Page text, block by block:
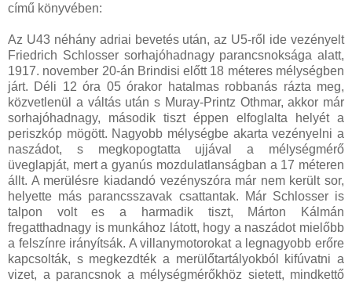
című könyvében:
Az U43 néhány adriai bevetés után, az U5-ről ide vezényelt
Friedrich Schlosser sorhajóhadnagy parancsnoksága alatt,
1917. november 20-án Brindisi előtt 18 méteres mélységben
járt. Déli 12 óra 05 órakor hatalmas robbanás rázta meg,
közvetlenül a váltás után s Muray-Printz Othmar, akkor már
sorhajóhadnagy, második tiszt éppen elfoglalta helyét a
periszkóp mögött. Nagyobb mélységbe akarta vezényelni a
naszádot, s megkopogtatta ujjával a mélységmérő
üveglapját, mert a gyanús mozdulatlanságban a 17 méteren
állt. A merülésre kiadandó vezényszóra már nem került sor,
helyette más parancsszavak csattantak. Már Schlosser is
talpon volt es a harmadik tiszt, Márton Kálmán
fregatthadnagy is munkához látott, hogy a naszádot mielőbb
a felszínre irányítsák. A villanymotorokat a legnagyobb erőre
kapcsolták, s megkezdték a merülőtartályokból kifúvatni a
vizet, a parancsnok a mélységmérőkhöz sietett, mindkettő